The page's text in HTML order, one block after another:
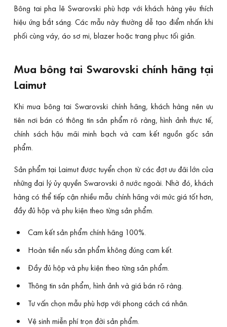
Bông tai pha lê Swarovski phù hợp với khách hàng yêu thích
hiệu ứng bắt sáng. Các mẫu này thường dễ tạo điểm nhấn khi
phối cùng váy, áo sơ mi, blazer hoặc trang phục tối giản.
Mua bông tai Swarovski chính hãng tại
Laimut
Khi mua bông tai Swarovski chính hãng, khách hàng nên ưu
tiên nơi bán có thông tin sản phẩm rõ ràng, hình ảnh thực tế,
chính sách hậu mãi minh bạch và cam kết nguồn gốc sản
phẩm.
Sản phẩm tại Laimut được tuyển chọn từ các đợt ưu đãi lớn của
những đại lý ủy quyền Swarovski ở nước ngoài. Nhờ đó, khách
hàng có thể tiếp cận nhiều mẫu chính hãng với mức giá tốt hơn,
đầy đủ hộp và phụ kiện theo từng sản phẩm.
Cam kết sản phẩm chính hãng 100%.
Hoàn tiền nếu sản phẩm không đúng cam kết.
Đầy đủ hộp và phụ kiện theo từng sản phẩm.
Thông tin sản phẩm, hình ảnh và giá bán rõ ràng.
Tư vấn chọn mẫu phù hợp với phong cách cá nhân.
Vệ sinh miễn phí trọn đời sản phẩm.